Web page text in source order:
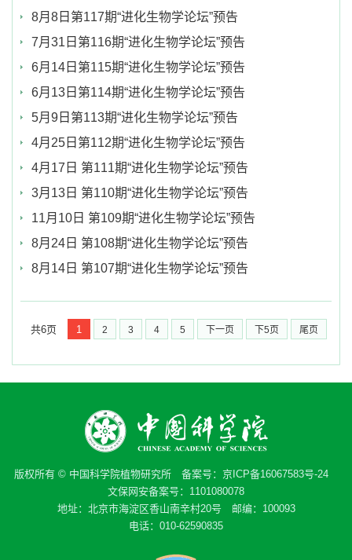
8月8日第117期“进化生物学论坛”预告
7月31日第116期“进化生物学论坛”预告
6月14日第115期“进化生物学论坛”预告
6月13日第114期“进化生物学论坛”预告
5月9日第113期“进化生物学论坛”预告
4月25日第112期“进化生物学论坛”预告
4月17日 第111期“进化生物学论坛”预告
3月13日 第110期“进化生物学论坛”预告
11月10日 第109期“进化生物学论坛”预告
8月24日 第108期“进化生物学论坛”预告
8月14日 第107期“进化生物学论坛”预告
共6页 1 2 3 4 5 下一页 下5页 尾页
版权所有 © 中国科学院植物研究所 备案号： 京ICP备16067583号-24
文保网安备案号：1101080078
地址：北京市海淀区香山南辛村20号 邮编：100093
电话：010-62590835